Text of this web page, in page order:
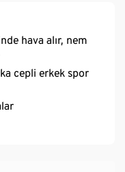
hava alır, nem
cepli erkek spor